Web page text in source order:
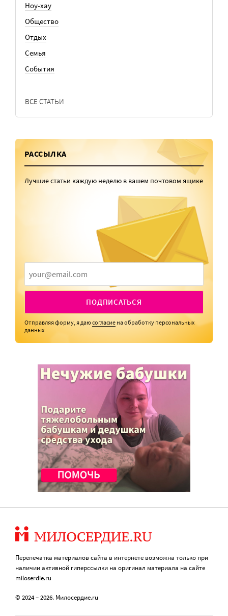
Ноу-хау
Общество
Отдых
Семья
События
ВСЕ СТАТЬИ
РАССЫЛКА
Лучшие статьи каждую неделю в вашем почтовом ящике
ПОДПИСАТЬСЯ
Отправляя форму, я даюсогласие на обработку персональных
данных
Перепечатка материалов сайта в интернете возможна только при
наличии активной гиперссылки на оригинал материала на сайте
miloserdie.ru
© 2024 – 2026. Милосердие.ru